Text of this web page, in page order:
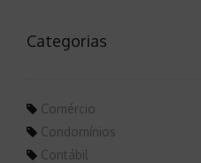
Categorias
Comércio
Condomínios
Contábil